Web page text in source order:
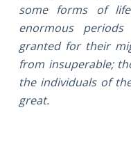
some forms of
enormous
granted for their
from insuperable;
the individuals of
great.